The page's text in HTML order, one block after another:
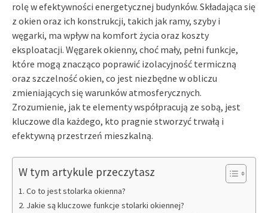
rolę w efektywności energetycznej budynków. Składająca się
z okien oraz ich konstrukcji, takich jak ramy, szyby i
węgarki, ma wpływ na komfort życia oraz koszty
eksploatacji. Węgarek okienny, choć mały, pełni funkcje,
które mogą znacząco poprawić izolacyjność termiczną
oraz szczelność okien, co jest niezbędne w obliczu
zmieniających się warunków atmosferycznych.
Zrozumienie, jak te elementy współpracują ze sobą, jest
kluczowe dla każdego, kto pragnie stworzyć trwałą i
efektywną przestrzeń mieszkalną.
W tym artykule przeczytasz
Co to jest stolarka okienna?
Jakie są kluczowe funkcje stolarki okiennej?